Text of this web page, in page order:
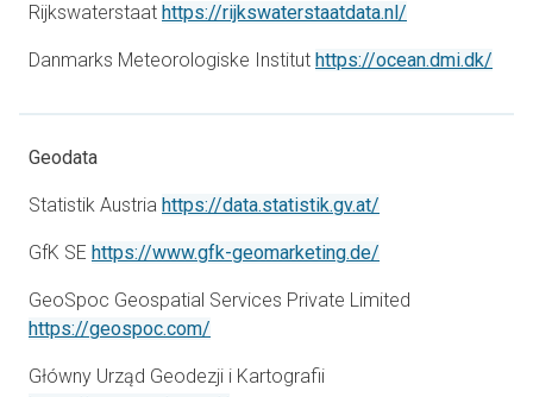
Rijkswaterstaat https://rijkswaterstaatdata.nl/
Danmarks Meteorologiske Institut https://ocean.dmi.dk/
Geodata
Statistik Austria https://data.statistik.gv.at/
GfK SE https://www.gfk-geomarketing.de/
GeoSpoc Geospatial Services Private Limited
https://geospoc.com/
Główny Urząd Geodezji i Kartografii